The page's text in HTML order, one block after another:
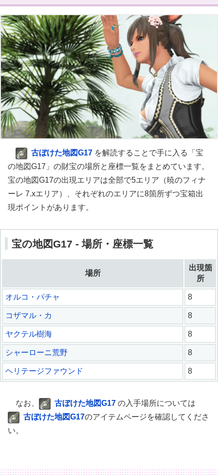
古ぼけた地図G17 を解読することで手に入る「宝
の地図G17」の財宝の場所と座標一覧をまとめています。
宝の地図G17の出現エリアは全部で5エリア（暁のフィナ
ーレ 7.xエリア）、それぞれのエリアに8箇所ずつ宝箱出
現ポイントがあります。
宝の地図G17 - 場所・座標一覧
場所
出現箇
所
オルコ・パチャ 8
コザマル・カ 8
ヤクテル樹海 8
シャーローニ荒野 8
ヘリテージファウンド 8
なお、 古ぼけた地図G17 の入手場所については
古ぼけた地図G17のアイテムページを確認してくださ
い。